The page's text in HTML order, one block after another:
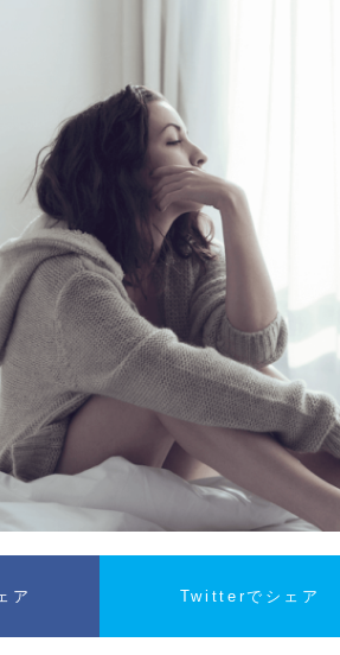
ア Twitterでシェア